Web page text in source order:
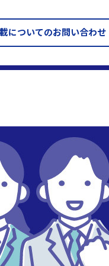
についてのお問い合わせ